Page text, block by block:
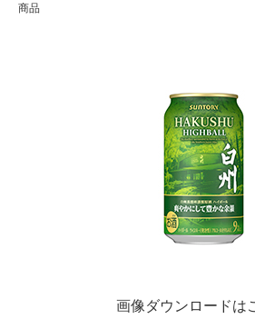
カテゴリー
商品
画像ダウンロードは